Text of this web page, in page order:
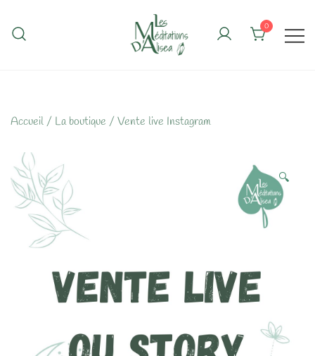
content
0
Accueil / La boutique / Vente live Instagram
🔍